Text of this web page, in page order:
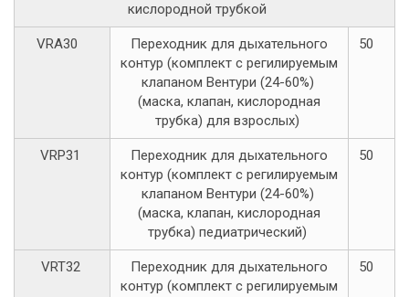
кислородной трубкой
VRA30
Переходник для дыхательного
контур (комплект с регилируемым
клапаном Вентури (24-60%)
(маска, клапан, кислородная
трубка) для взрослых)
50
VRP31
Переходник для дыхательного
контур (комплект с регилируемым
клапаном Вентури (24-60%)
(маска, клапан, кислородная
трубка) педиатрический)
50
VRT32
Переходник для дыхательного
контур (комплект с регилируемым
50